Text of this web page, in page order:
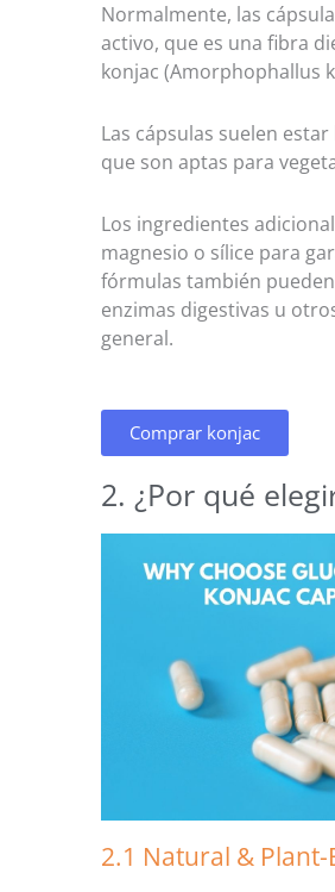
Normalmente, las
activo, que es una fibra
konjac (Amorphophallus
Las cápsulas suelen
que son aptas para
Los ingredientes
magnesio o sílice para
fórmulas también
enzimas digestivas u
general.
Comprar konjac
2. ¿Por qué
2.1 Natural & Plant-